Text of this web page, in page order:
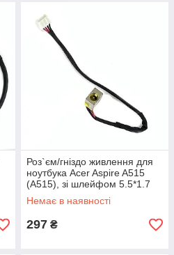
Роз`єм/гніздо живлення для
ноутбука Acer Aspire A515
(A515), зі шлейфом 5.5*1.7
Немає в наявності
297 ₴